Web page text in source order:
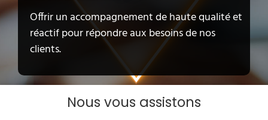
Offrir un accompagnement de haute qualité et
réactif pour répondre aux besoins de nos
clients.
Nous vous assistons